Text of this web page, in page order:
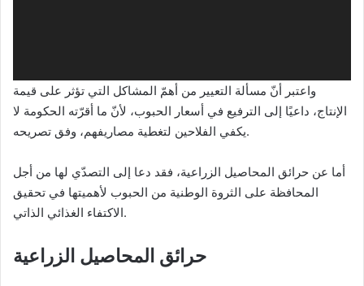
واعتبر أنّ مسألة التعيير من أهمّ المشاكل التي تؤثر على قيمة
الإنتاج، داعيًا إلى الترفيع في أسعار الحبوب، لأنّ ما أقرّته الحكومة لا
يكفي الفلاحين لتغطية مصاريفهم، وفق تصريحه.
أما عن حرائق المحاصيل الزراعية، فقد دعا إلى التصدّي لها من أجل
المحافظة على الثروة الوطنية من الحبوب لأهميتها في تحقيق
الاكتفاء الغذائي الذاتي.
حرائق المحاصيل الزراعية